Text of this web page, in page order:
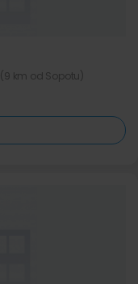
(9 km od Sopotu)